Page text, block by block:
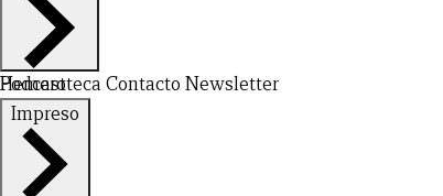
Hemeroteca Contacto Newsletter
Podcast
Impreso
CERRAR
X